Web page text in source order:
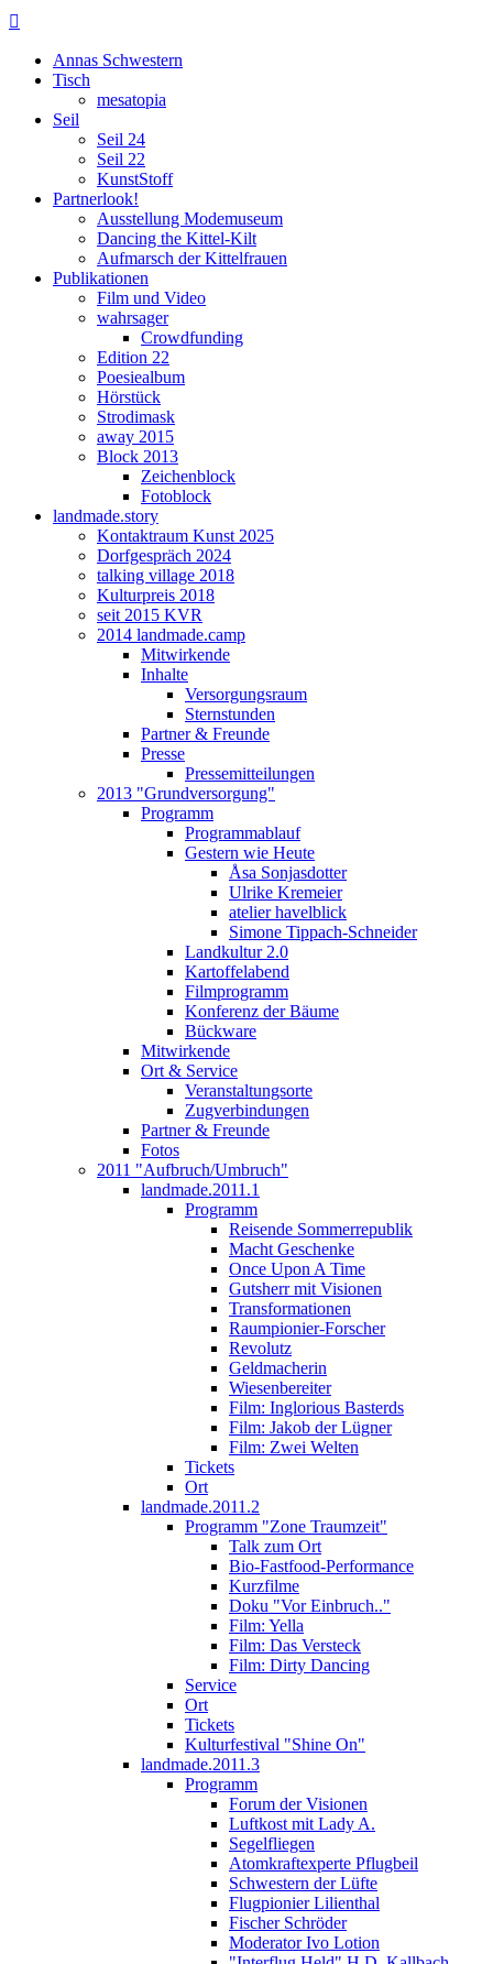

Annas Schwestern
Tisch
mesatopia
Seil
Seil 24
Seil 22
KunstStoff
Partnerlook!
Ausstellung Modemuseum
Dancing the Kittel-Kilt
Aufmarsch der Kittelfrauen
Publikationen
Film und Video
wahrsager
Crowdfunding
Edition 22
Poesiealbum
Hörstück
Strodimask
away 2015
Block 2013
Zeichenblock
Fotoblock
landmade.story
Kontaktraum Kunst 2025
Dorfgespräch 2024
talking village 2018
Kulturpreis 2018
seit 2015 KVR
2014 landmade.camp
Mitwirkende
Inhalte
Versorgungsraum
Sternstunden
Partner & Freunde
Presse
Pressemitteilungen
2013 "Grundversorgung"
Programm
Programmablauf
Gestern wie Heute
Åsa Sonjasdotter
Ulrike Kremeier
atelier havelblick
Simone Tippach-Schneider
Landkultur 2.0
Kartoffelabend
Filmprogramm
Konferenz der Bäume
Bückware
Mitwirkende
Ort & Service
Veranstaltungsorte
Zugverbindungen
Partner & Freunde
Fotos
2011 "Aufbruch/Umbruch"
landmade.2011.1
Programm
Reisende Sommerrepublik
Macht Geschenke
Once Upon A Time
Gutsherr mit Visionen
Transformationen
Raumpionier-Forscher
Revolutz
Geldmacherin
Wiesenbereiter
Film: Inglorious Basterds
Film: Jakob der Lügner
Film: Zwei Welten
Tickets
Ort
landmade.2011.2
Programm "Zone Traumzeit"
Talk zum Ort
Bio-Fastfood-Performance
Kurzfilme
Doku "Vor Einbruch.."
Film: Yella
Film: Das Versteck
Film: Dirty Dancing
Service
Ort
Tickets
Kulturfestival "Shine On"
landmade.2011.3
Programm
Forum der Visionen
Luftkost mit Lady A.
Segelfliegen
Atomkraftexperte Pflugbeil
Schwestern der Lüfte
Flugpionier Lilienthal
Fischer Schröder
Moderator Ivo Lotion